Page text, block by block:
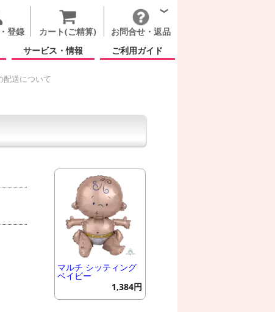
登録 カート(ご精算)
お問合せ・返品
サービス・情報 ご利用ガイド
配送について
マルチ シッティング
ベイビー
1,384円